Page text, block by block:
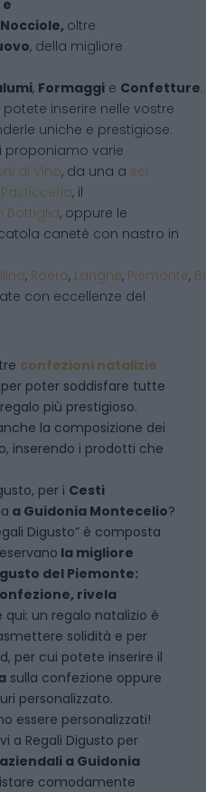
oltre
, della migliore
, Formaggi e Confetture.
inserire nelle vostre
uniche e prestigiose.
proponiamo varie
di Vino, da una a sei
, il
Bottiglia, oppure le
canetè con nastro in
, Roero, Langhe, Piemonte,
con eccellenze del
confezioni natalizie
poter soddisfare tutte
più prestigioso.
la composizione dei
inserendo i prodotti che
per i Cesti
a Guidonia Montecelio?
Digusto” è composta
la migliore
del Piemonte:
rivela
qui: un regalo natalizio è
solidità e per
per cui potete inserire il
sulla confezione oppure
personalizzato.
essere personalizzati!
a Regali Digusto per
a Guidonia
comodamente